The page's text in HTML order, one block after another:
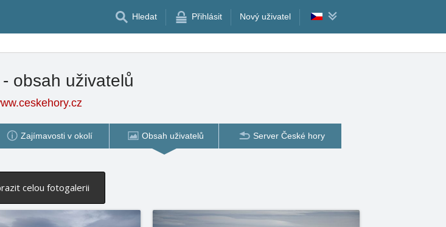
Hledat Přihlásit Nový uživatel
obsah uživatelů
Zajímavosti v okolí Obsah uživatelů Server České hory
celou fotogalerii